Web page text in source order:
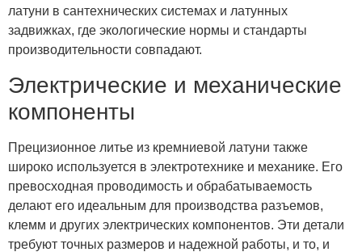
латуни в сантехнических системах и латунных
задвижках, где экологические нормы и стандарты
производительности совпадают.
Электрические и механические
компоненты
Прецизионное литье из кремниевой латуни также
широко используется в электротехнике и механике. Его
превосходная проводимость и обрабатываемость
делают его идеальным для производства разъемов,
клемм и других электрических компонентов. Эти детали
требуют точных размеров и надежной работы, и то, и